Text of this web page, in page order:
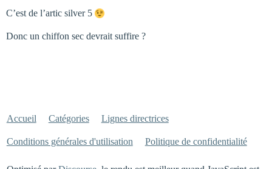
C’est de l’artic silver 5
Donc un chiffon sec devrait suffire ?
Accueil Catégories Lignes directrices
Conditions générales d'utilisation Politique de confidentialité